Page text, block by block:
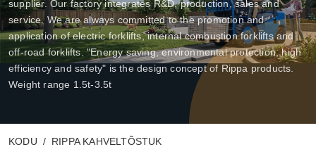
supplier. Our factory integrates R&D, production, sales and
service. We are always committed to the promotion and
application of electric forklifts, internal combustion forklifts and
off-road forklifts. "Energy saving, environmental protection, high
efficiency and safety" is the design concept of Rippa products.
Weight range 1.5t-3.5t
KODU RIPPA KAHVELTÕSTUK